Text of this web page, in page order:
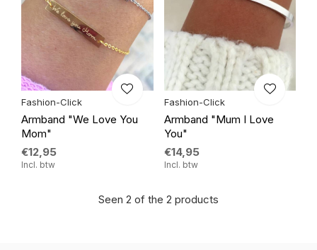
Fashion-Click
Armband "We Love You
Mom"
€12,95
Incl. btw
Fashion-Click
Armband "Mum I Love
You"
€14,95
Incl. btw
Seen 2 of the 2 products